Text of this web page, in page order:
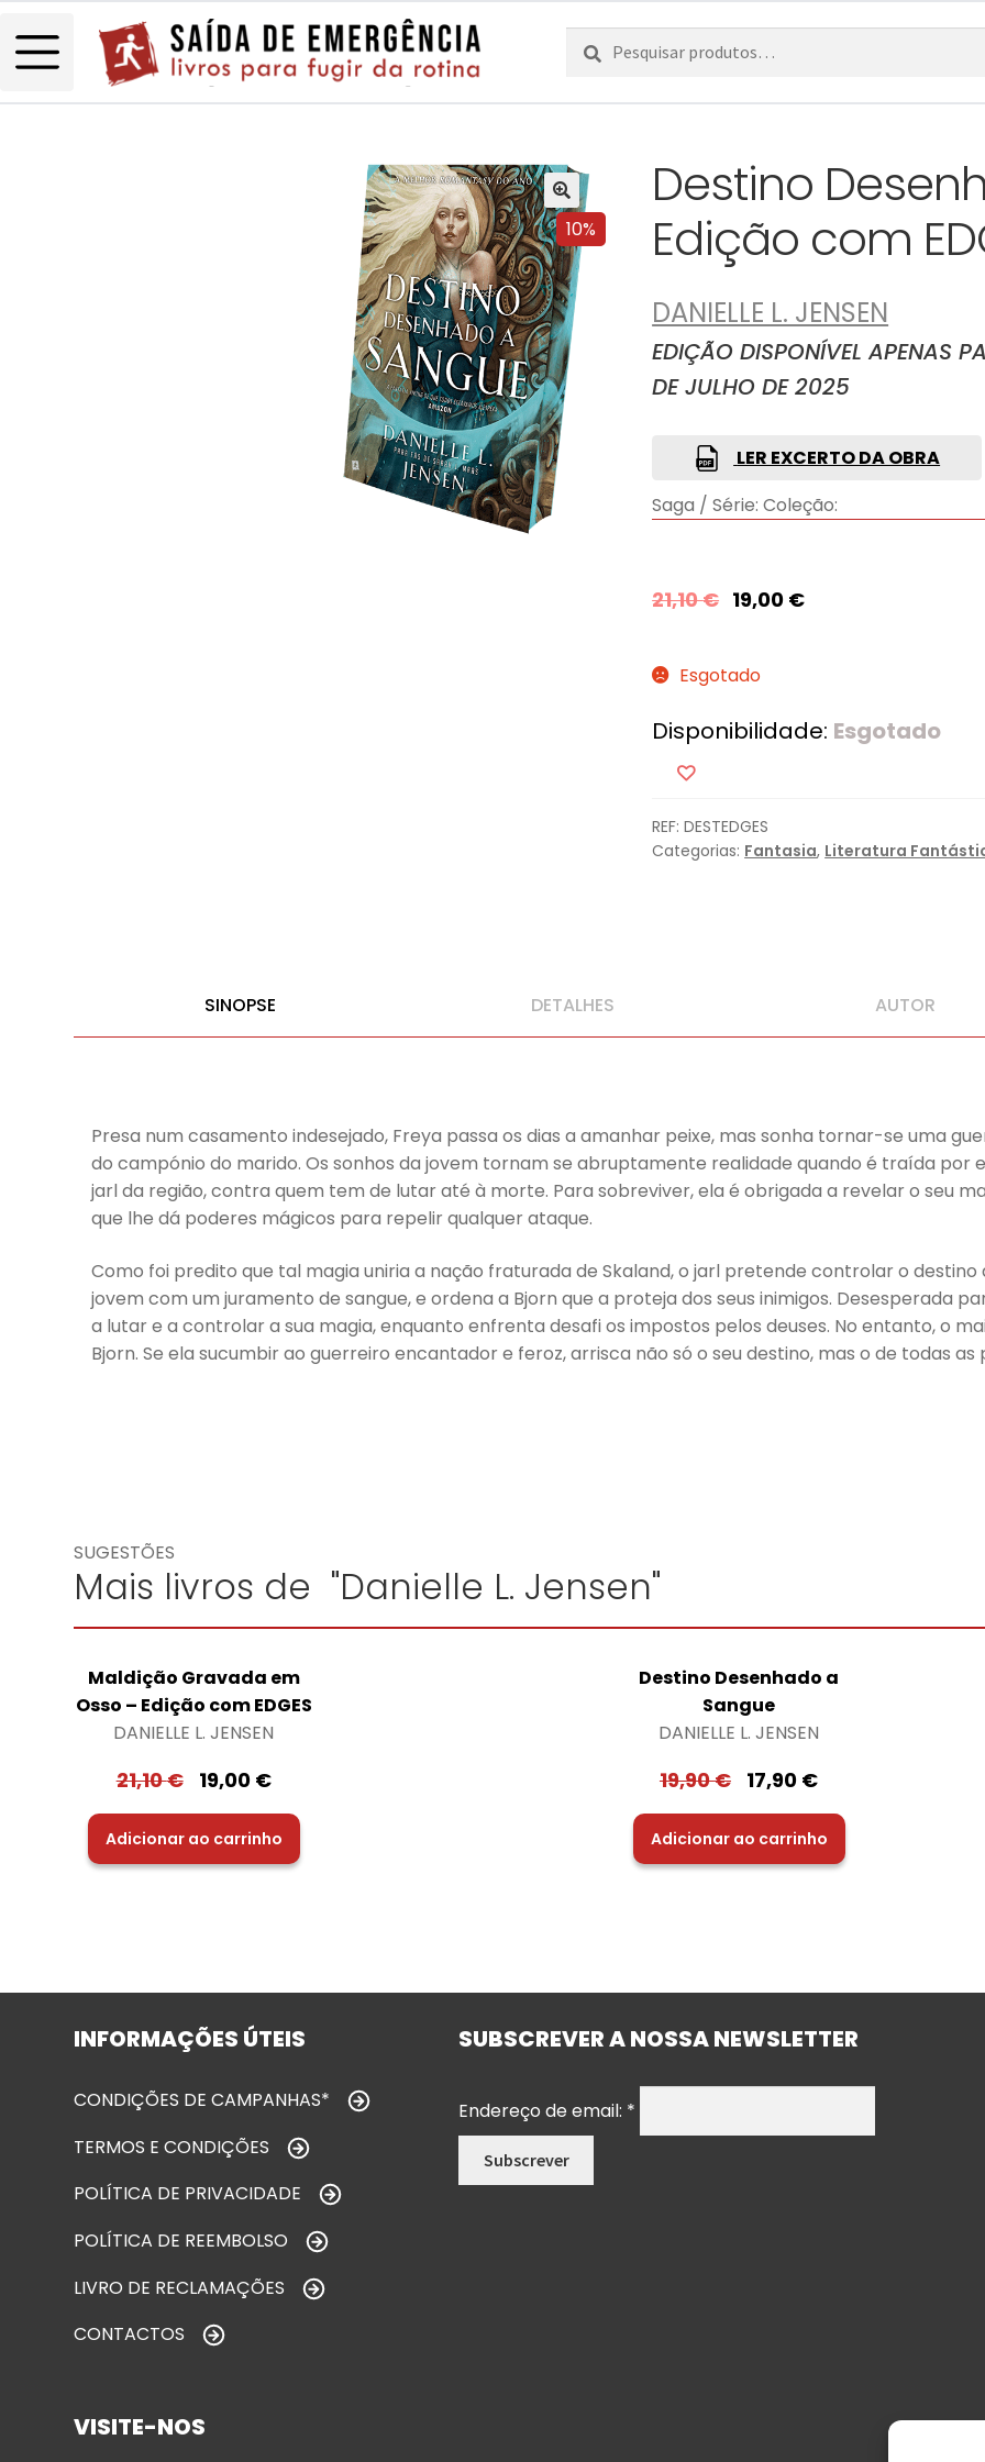
Pesquisar
por:
Pesquisa
10%
Destino
Edição com
DANIELLE L. JENSEN
EDIÇÃO DISPONÍVEL APENAS
DE JULHO DE 2025
LER EXCERTO DA OBRA
Saga / Série: Coleção:
21,10€ 19,00 €
Esgotado
Disponibilidade: Esgotado
REF:DESTEDGES
Categorias: Fantasia, Literatura
SINOPSE DETALHES AUTOR
Presa num casamento indesejado, Freya passa os dias a amanhar peixe, mas sonha tornar-se uma
do campónio do marido. Os sonhos da jovem tornam se abruptamente realidade quando é traída por
jarl da região, contra quem tem de lutar até à morte. Para sobreviver, ela é obrigada a revelar o seu
que lhe dá poderes mágicos para repelir qualquer ataque.
Como foi predito que tal magia uniria a nação fraturada de Skaland, o jarl pretende controlar o destino
jovem com um juramento de sangue, e ordena a Bjorn que a proteja dos seus inimigos. Desesperada
a lutar e a controlar a sua magia, enquanto enfrenta desafi os impostos pelos deuses. No entanto, o
Bjorn. Se ela sucumbir ao guerreiro encantador e feroz, arrisca não só o seu destino, mas o de todas
SUGESTÕES
Mais livros de "Danielle L. Jensen"
Maldição Gravada em
Osso – Edição com EDGES
DANIELLE L. JENSEN
21,10€ 19,00 €
Adicionar ao carrinho
Destino Desenhado a
Sangue
DANIELLE L. JENSEN
19,90€ 17,90 €
Adicionar ao carrinho
INFORMAÇÕES ÚTEIS
CONDIÇÕES DE CAMPANHAS*
TERMOS E CONDIÇÕES
POLÍTICA DE PRIVACIDADE
POLÍTICA DE REEMBOLSO
LIVRO DE RECLAMAÇÕES
CONTACTOS
SUBSCREVER A NOSSA NEWSLETTER
Endereço de email: *
VISITE-NOS